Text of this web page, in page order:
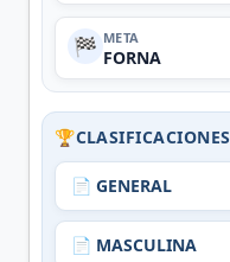
🏁 META
FORNA
🏆CLASIFICACIONES
📄 GENERAL
📄 MASCULINA